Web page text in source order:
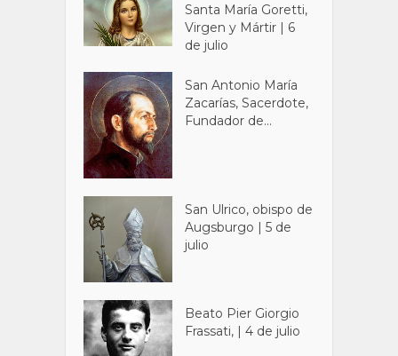
Santa María Goretti,
Virgen y Mártir | 6
de julio
San Antonio María
Zacarías, Sacerdote,
Fundador de...
San Ulrico, obispo de
Augsburgo | 5 de
julio
Beato Pier Giorgio
Frassati, | 4 de julio